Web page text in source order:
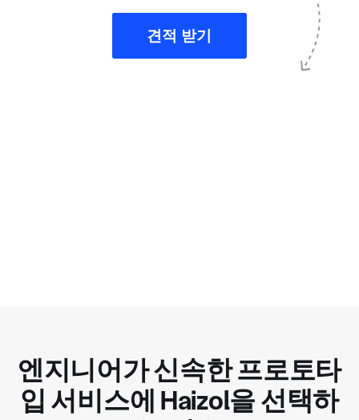
견적 받기
엔지니어가 신속한 프로토타
입 서비스에 Haizol을 선택하